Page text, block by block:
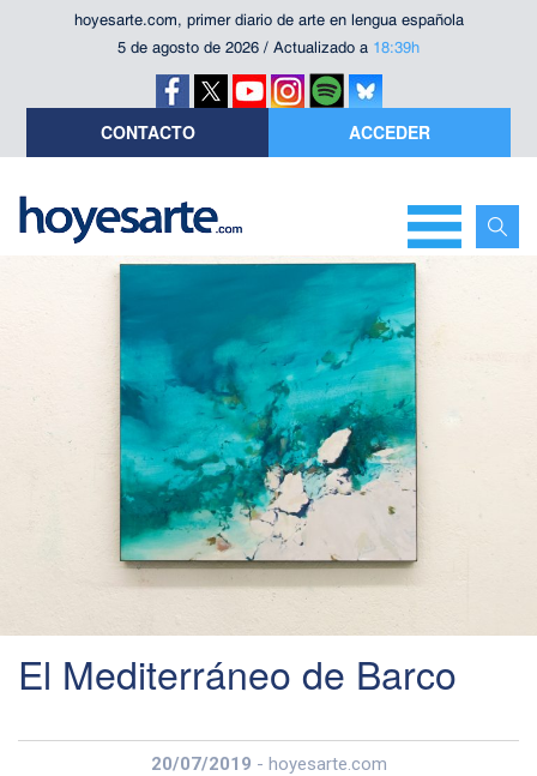
hoyesarte.com, primer diario de arte en lengua española
5 de agosto de 2026 / Actualizado a 18:39h
CONTACTO ACCEDER
El Mediterráneo de Barco
20/07/2019 - hoyesarte.com